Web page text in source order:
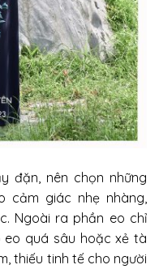
đặn, nên chọn những
giác nhẹ nhàng,
Ngoài ra phần eo chỉ
eo quá sâu hoặc xẻ tà
thiếu tinh tế cho người